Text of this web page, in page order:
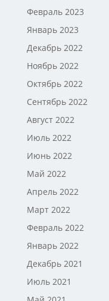
Февраль 2023
Январь 2023
Декабрь 2022
Ноябрь 2022
Октябрь 2022
Сентябрь 2022
Август 2022
Июль 2022
Июнь 2022
Май 2022
Апрель 2022
Март 2022
Февраль 2022
Январь 2022
Декабрь 2021
Июль 2021